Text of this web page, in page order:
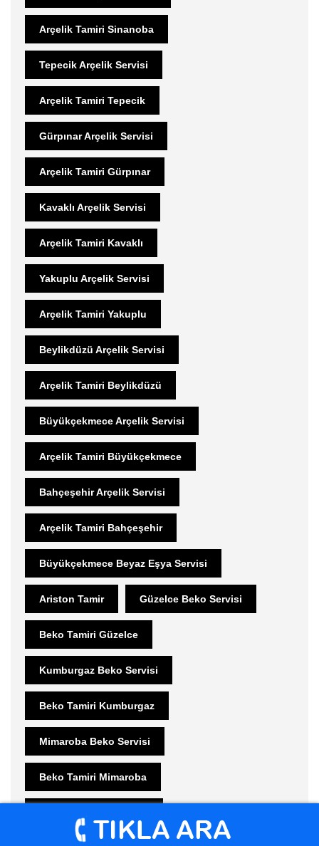
Arçelik Tamiri Sinanoba
Tepecik Arçelik Servisi
Arçelik Tamiri Tepecik
Gürpınar Arçelik Servisi
Arçelik Tamiri Gürpınar
Kavaklı Arçelik Servisi
Arçelik Tamiri Kavaklı
Yakuplu Arçelik Servisi
Arçelik Tamiri Yakuplu
Beylikdüzü Arçelik Servisi
Arçelik Tamiri Beylikdüzü
Büyükçekmece Arçelik Servisi
Arçelik Tamiri Büyükçekmece
Bahçeşehir Arçelik Servisi
Arçelik Tamiri Bahçeşehir
Büyükçekmece Beyaz Eşya Servisi
Ariston Tamir Güzelce Beko Servisi
Beko Tamiri Güzelce
Kumburgaz Beko Servisi
Beko Tamiri Kumburgaz
Mimaroba Beko Servisi
Beko Tamiri Mimaroba